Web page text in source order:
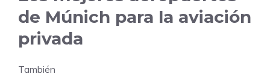
de Múnich para la aviación
privada
También